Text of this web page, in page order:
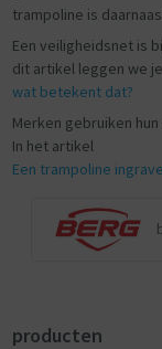
trampoline is
Een veiligheidsnet is
dit artikel leggen we
wat betekent dat?
Merken gebruiken
In het artikel
Een trampoline
producten